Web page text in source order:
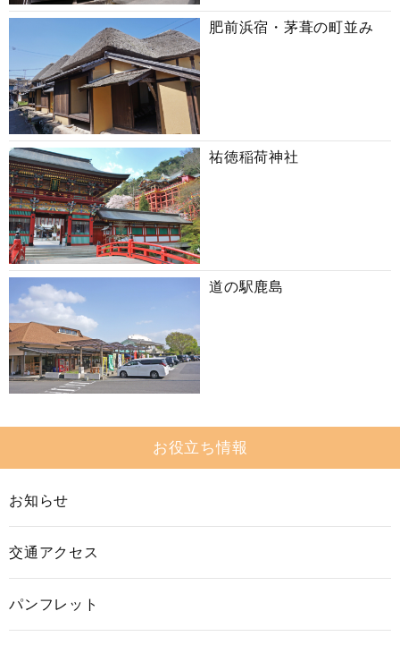
肥前浜宿・茅葺の町並み
祐徳稲荷神社
道の駅鹿島
お役立ち情報
お知らせ
交通アクセス
パンフレット